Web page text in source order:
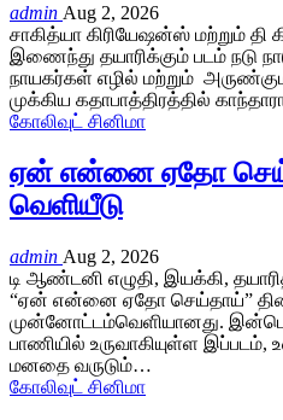
admin Aug 2, 2026
சாகித்யா கிரியேஷன்ஸ் மற்றும்
இணைந்து தயாரிக்கும் படம் நடு
நாயகர்கள் எழில் மற்றும்
முக்கிய கதாபாத்திரத்தில்
கோலிவுட் சினிமா
ஏன் என்னை ஏதோ
வெளியீடு
admin Aug 2, 2026
டி ஆண்டனி எழுதி, இயக்கி,
“ஏன் என்னை ஏதோ செய்தாய்”
முன்னோட்டம்வெளியானது.
பாணியில் உருவாகியுள்ள
மனதை வருடும்…
கோலிவுட் சினிமா